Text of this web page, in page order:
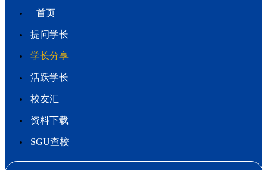
首页
提问学长
学长分享
活跃学长
校友汇
资料下载
SGU查校